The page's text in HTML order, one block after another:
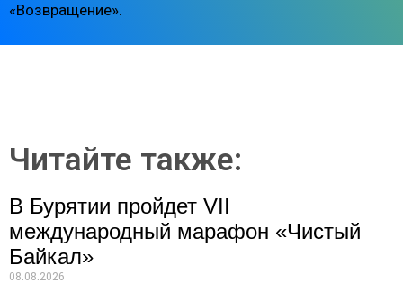
«Возвращение».
Читайте также:
В Бурятии пройдет VII
международный марафон «Чистый
Байкал»
08.08.2026